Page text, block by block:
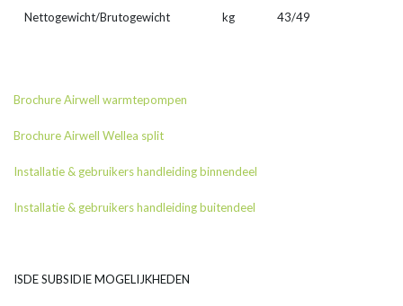
Nettogewicht/Brutogewicht kg 43/49
Brochure Airwell warmtepompen
Brochure Airwell Wellea split
Installatie & gebruikers handleiding binnendeel
Installatie & gebruikers handleiding buitendeel
ISDE SUBSIDIE MOGELIJKHEDEN